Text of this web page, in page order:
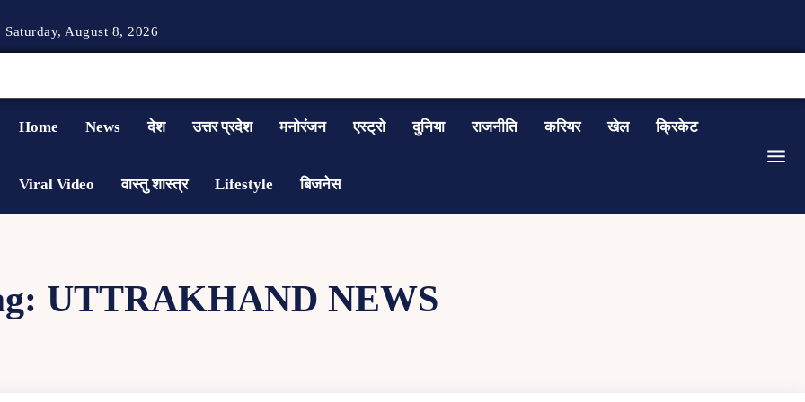
Saturday, August 8, 2026
Home News देश उत्तर प्रदेश मनोरंजन एस्ट्रो दुनिया राजनीति करियर खेल क्रिकेट
Viral Video वास्तु शास्त्र Lifestyle बिजनेस
UTTRAKHAND NEWS